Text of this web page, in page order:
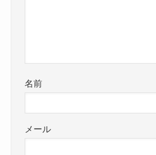
名前
メール